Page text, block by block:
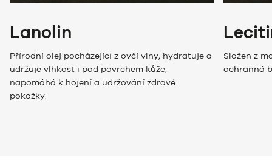
Lanolin
Přírodní olej pocházející z ovčí vlny, hydratuje a
udržuje vlhkost i pod povrchem kůže,
napomáhá k hojení a udržování zdravé
pokožky.
Složen z
ochranná